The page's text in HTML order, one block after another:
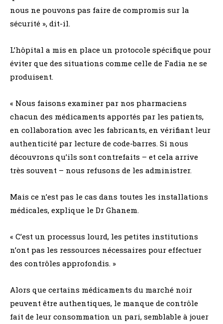
nous ne pouvons pas faire de compromis sur la
sécurité », dit-il.
L’hôpital a mis en place un protocole spécifique pour
éviter que des situations comme celle de Fadia ne se
produisent.
« Nous faisons examiner par nos pharmaciens
chacun des médicaments apportés par les patients,
en collaboration avec les fabricants, en vérifiant leur
authenticité par lecture de code-barres. Si nous
découvrons qu’ils sont contrefaits – et cela arrive
très souvent – nous refusons de les administrer.
Mais ce n’est pas le cas dans toutes les installations
médicales, explique le Dr Ghanem.
« C’est un processus lourd, les petites institutions
n’ont pas les ressources nécessaires pour effectuer
des contrôles approfondis. »
Alors que certains médicaments du marché noir
peuvent être authentiques, le manque de contrôle
fait de leur consommation un pari, semblable à jouer